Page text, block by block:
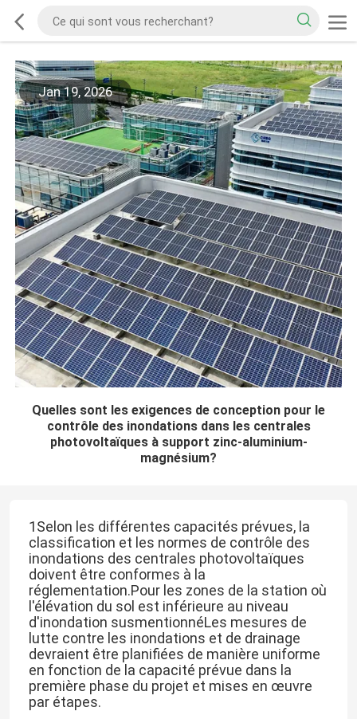
Jan 19, 2026
Quelles sont les exigences de conception pour le
contrôle des inondations dans les centrales
photovoltaïques à support zinc-aluminium-
magnésium?
1Selon les différentes capacités prévues, la
classification et les normes de contrôle des
inondations des centrales photovoltaïques
doivent être conformes à la
réglementation.Pour les zones de la station où
l'élévation du sol est inférieure au niveau
d'inondation susmentionnéLes mesures de
lutte contre les inondations et de drainage
devraient être planifiées de manière uniforme
en fonction de la capacité prévue dans la
première phase du projet et mises en œuvre
par étapes.